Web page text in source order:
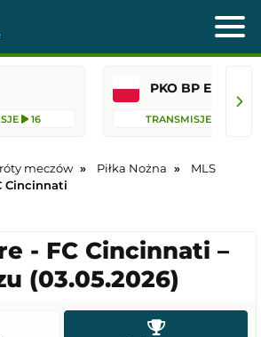
16 TRANSMISJE
meczów Piłka Nożna
MLS
Cincinnati
- FC Cincinnati –
(03.05.2026)